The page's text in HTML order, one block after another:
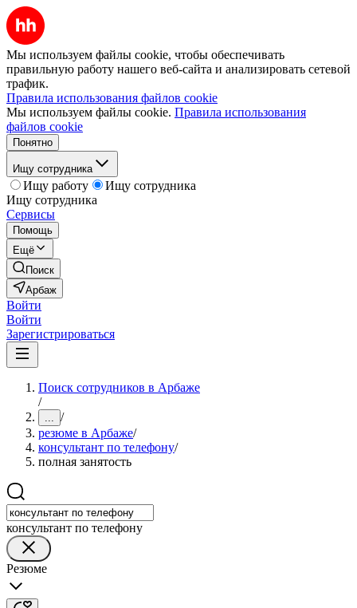
Мы используем файлы cookie, чтобы обеспечивать
правильную работу нашего веб-сайта и анализировать сетевой
трафик.
Правила использования файлов cookie
Мы используем файлы cookie. Правила использования
файлов cookie
Понятно
Ищу сотрудника
Ищу работу
Ищу сотрудника
Ищу сотрудника
Сервисы
Помощь
Ещё
Поиск
Арбаж
Войти
Войти
Зарегистрироваться
Поиск сотрудников в Арбаже
/
... /
резюме в Арбаже/
консультант по телефону/
полная занятость
консультант по телефону
Резюме